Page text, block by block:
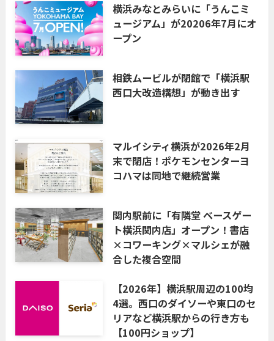
横浜みなとみらいに「うんこミ
ュージアム」が20206年7月にオ
ープン
相鉄ムービルが閉館で「横浜駅
西口大改造構想」が動き出す
マルイシティ横浜が2026年2月
末で閉店！ポケモンセンターヨ
コハマは同地で継続営業
関内駅前に「有隣堂 ベースゲー
ト横浜関内店」オープン！書店
×コワーキング×マルシェが融
合した複合空間
【2026年】横浜駅周辺の100均
4選。西口のダイソーや東口のセ
リアなど横浜駅からの行き方も
【100円ショップ】